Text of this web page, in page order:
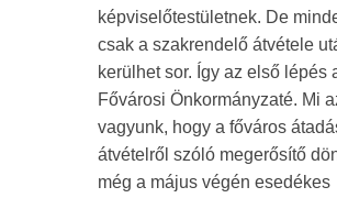
képviselőtestületnek. De
csak a szakrendelő átvétele
kerülhet sor. Így az első lépés
Fővárosi Önkormányzaté. Mi
vagyunk, hogy a főváros
átvételről szóló megerősítő
még a május végén esedékes